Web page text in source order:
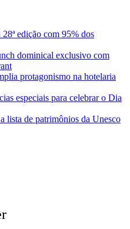
edição com 95% dos
dominical exclusivo com
protagonismo na hotelaria
especiais para celebrar o Dia
lista de patrimônios da Unesco